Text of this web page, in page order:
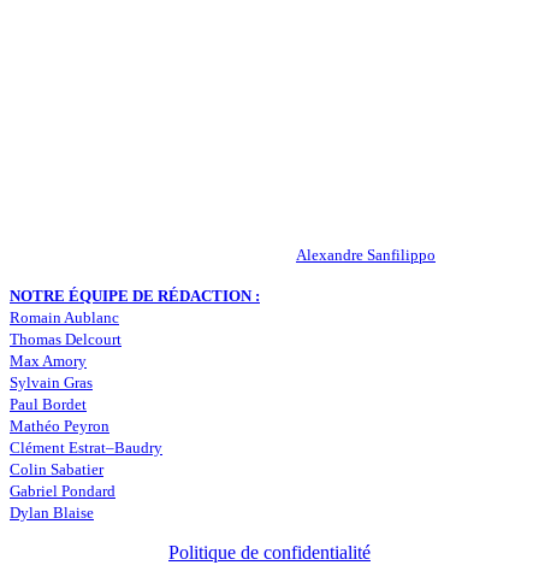
Alexandre Sanfilippo
NOTRE ÉQUIPE DE RÉDACTION :
Romain Aublanc
Thomas Delcourt
Max Amory
Sylvain Gras
Paul Bordet
Mathéo Peyron
Clément Estrat–Baudry
Colin Sabatier
Gabriel Pondard
Dylan Blaise
Politique de confidentialité